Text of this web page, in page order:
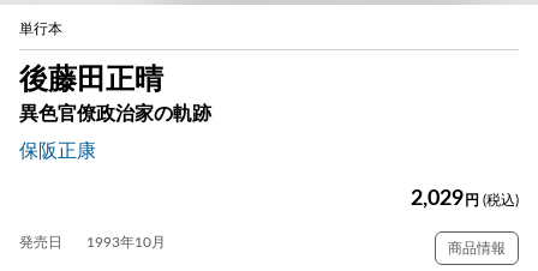
単行本
後藤田正晴
異色官僚政治家の軌跡
保阪正康
2,029 円 (税込)
発売日 1993年10月 商品情報